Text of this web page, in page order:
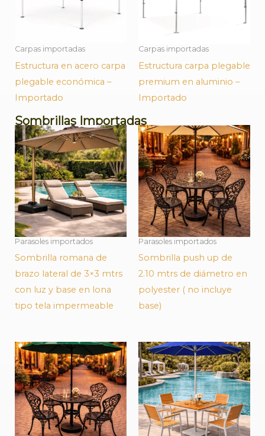
Carpas importadas
Estructura en acero carpa
plegable económica –
Importado
Carpas importadas
Estructura carpa plegable
premium en aluminio –
Importado
Sombrillas Importadas
Parasoles importados
Sombrilla romana de
brazo lateral de 3×3 mtrs
con luz y base en lona
tipo tela impermeable
Parasoles importados
Sombrilla push up de
2.10 mtrs de diámetro en
polyester ( no incluye
base)